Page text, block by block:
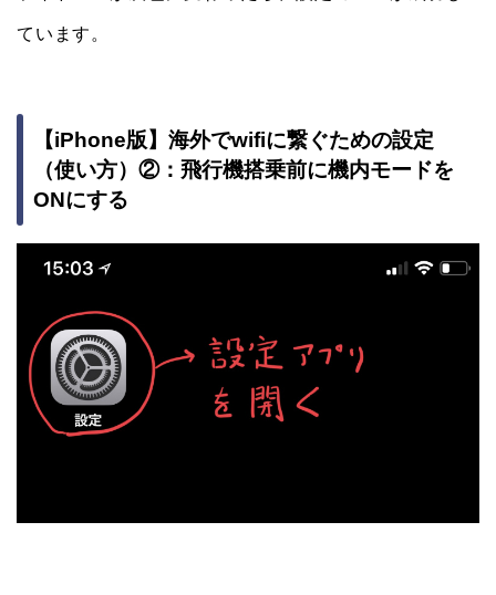
ています。
【iPhone版】海外でwifiに繋ぐための設定
（使い方）②：飛行機搭乗前に機内モードを
ONにする